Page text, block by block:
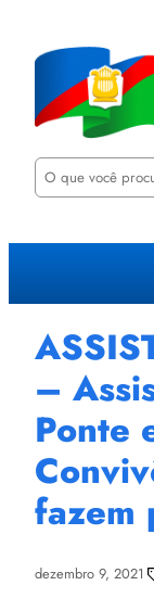
P
u
a
–
Ponte
fazem
dezembro 9, 2021